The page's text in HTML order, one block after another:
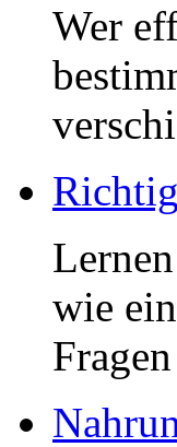
Wer
wie